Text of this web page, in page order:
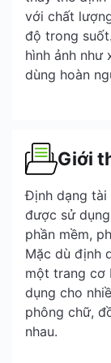
với chất
độ trong
hình ảnh như
dùng hoàn
Giới
Định dạng tài
được sử
phần mềm,
Mặc dù định
một trang cơ
dụng cho
phông chữ,
nhau.